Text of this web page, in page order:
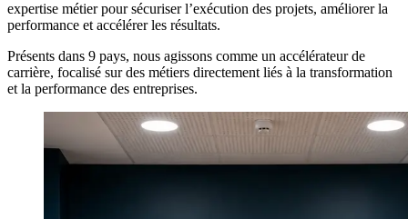
expertise métier pour sécuriser l’exécution des projets, améliorer la
performance et accélérer les résultats.
Présents dans 9 pays, nous agissons comme un accélérateur de
carrière, focalisé sur des métiers directement liés à la transformation
et la performance des entreprises.